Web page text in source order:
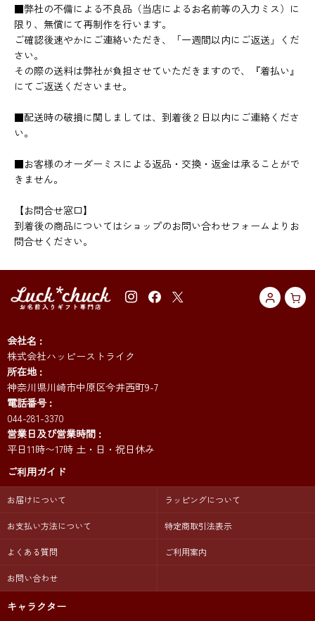
■弊社の不備による不良品（当店によるお名前等の入力ミス）に
限り、無償にて再制作を行います。
ご確認後速やかにご連絡いただき、「一週間以内にご返送」くだ
さい。
その際の送料は弊社が負担させていただきますので、『着払い』
にてご返送くださいませ。
■配送時の破損に関しましては、到着後２日以内にご連絡くださ
い。
■お客様のオーダーミスによる返品・交換・返金は承ることがで
きません。
【お問合せ窓口】
到着後の商品についてはショップのお問い合わせフォームよりお
問合せください。
会社名
株式会社ハッピーストライク
所在地
神奈川県川崎市中原区今井西町9-7
電話番号
044-281-3370
営業日及び営業時間
平日11時〜17時 土・日・祝日休み
ご利用ガイド
お届けについて ラッピングについて
お支払い方法について 特定商取引法表示
よくある質問 ご利用案内
お問い合わせ
キャラクター